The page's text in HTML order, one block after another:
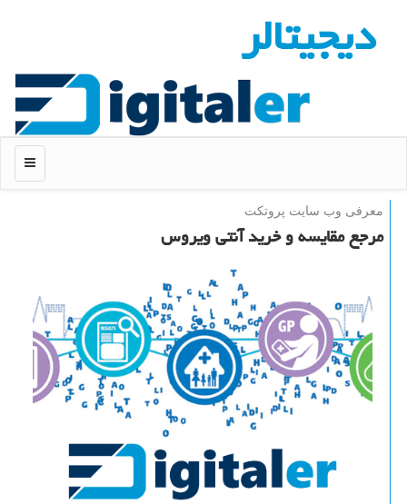
دیجیتالر
منو
معرفی وب سایت پروتكت
مرجع مقایسه و خرید آنتی ویروس